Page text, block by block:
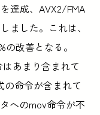
達成、AVX2/FMA
ました。これは、
の改善となる。
はあまり含まれて
の命令が含まれて
へのmov命令が不